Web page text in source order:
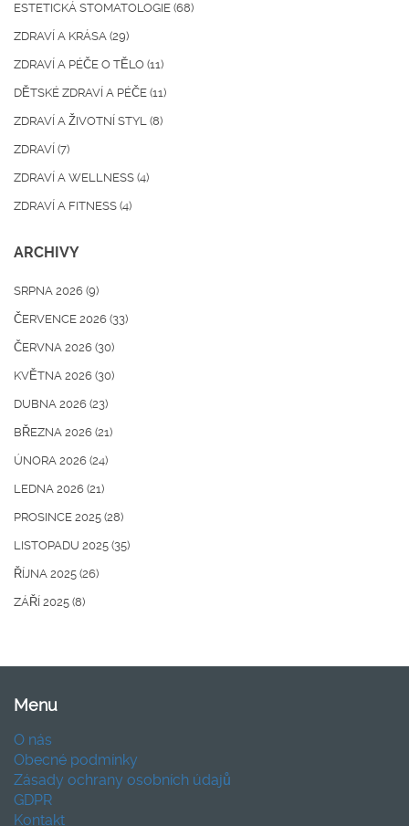
ESTETICKÁ STOMATOLOGIE (68)
ZDRAVÍ A KRÁSA (29)
ZDRAVÍ A PÉČE O TĚLO (11)
DĚTSKÉ ZDRAVÍ A PÉČE (11)
ZDRAVÍ A ŽIVOTNÍ STYL (8)
ZDRAVÍ (7)
ZDRAVÍ A WELLNESS (4)
ZDRAVÍ A FITNESS (4)
ARCHIVY
SRPNA 2026 (9)
ČERVENCE 2026 (33)
ČERVNA 2026 (30)
KVĚTNA 2026 (30)
DUBNA 2026 (23)
BŘEZNA 2026 (21)
ÚNORA 2026 (24)
LEDNA 2026 (21)
PROSINCE 2025 (28)
LISTOPADU 2025 (35)
ŘÍJNA 2025 (26)
ZÁŘÍ 2025 (8)
Menu
O nás
Obecné podmínky
Zásady ochrany osobních údajů
GDPR
Kontakt